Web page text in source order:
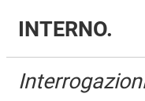
INTERNO.